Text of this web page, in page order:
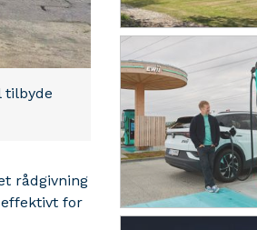
tilbyde
rådgivning
for